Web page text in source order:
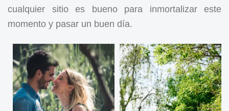
cualquier sitio es bueno para inmortalizar este
momento y pasar un buen día.